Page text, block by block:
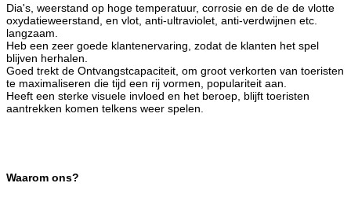
Dia's, weerstand op hoge temperatuur, corrosie en de de de vlotte
oxydatieweerstand, en vlot, anti-ultraviolet, anti-verdwijnen etc.
langzaam.
Heb een zeer goede klantenervaring, zodat de klanten het spel
blijven herhalen.
Goed trekt de Ontvangstcapaciteit, om groot verkorten van toeristen
te maximaliseren die tijd een rij vormen, populariteit aan.
Heeft een sterke visuele invloed en het beroep, blijft toeristen
aantrekken komen telkens weer spelen.
Waarom ons?